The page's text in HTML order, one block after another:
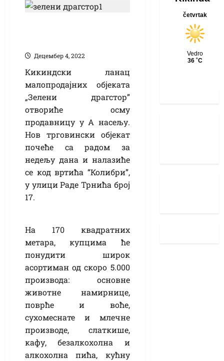
Децембер 4, 2022
Кикиндски ланац
малопродајних објеката
„Зелени драгстор”
отвориће осму
продавницу у А насељу.
Нов трговински објекат
почеће са радом за
недељу дана и налазиће
се код вртића “Колибри”,
у улици Раде Трнића број
17.
На 170 квадратних
метара, купцима ће
понудити широк
асортиман од скоро 5.000
производа: основне
животне намирнице,
поврће и воће,
сухомеснате и млечне
производе, слаткише,
кафу, безалкохолна и
алкохолна пића, кућну